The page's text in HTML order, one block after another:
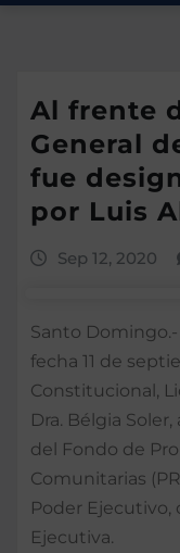
Al frente
General
fue
por Luis
Sep 12, 2020
Santo
fecha 11 de
Constitucional,
Dra. Bélgia
del Fondo de
Comunitarias
Poder Ejecutivo,
Ejecutiva.